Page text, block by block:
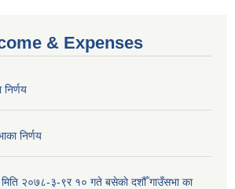
& Expenses
निर्णय
मिति २०७८-३-९र १० गते बसेकाे दशौँ गाउँसभा का